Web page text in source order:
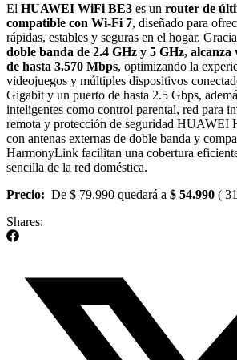
El HUAWEI WiFi BE3 es un router de
compatible con Wi-Fi 7, diseñado para
rápidas, estables y seguras en el hogar.
doble banda de 2.4 GHz y 5 GHz, alcanza
de hasta 3.570 Mbps, optimizando la
videojuegos y múltiples dispositivos
Gigabit y un puerto de hasta 2.5 Gbps,
inteligentes como control parental, red para
remota y protección de seguridad HUAWEI
con antenas externas de doble banda y
HarmonyLink facilitan una cobertura
sencilla de la red doméstica.
Precio: De $ 79.990 quedará a $ 54.990 (
Shares: